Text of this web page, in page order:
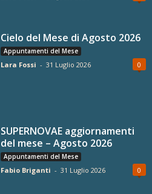
Cielo del Mese di Agosto 2026
Appuntamenti del Mese
Lara Fossi - 31 Luglio 2026 0
SUPERNOVAE aggiornamenti
del mese – Agosto 2026
Appuntamenti del Mese
Fabio Briganti - 31 Luglio 2026 0